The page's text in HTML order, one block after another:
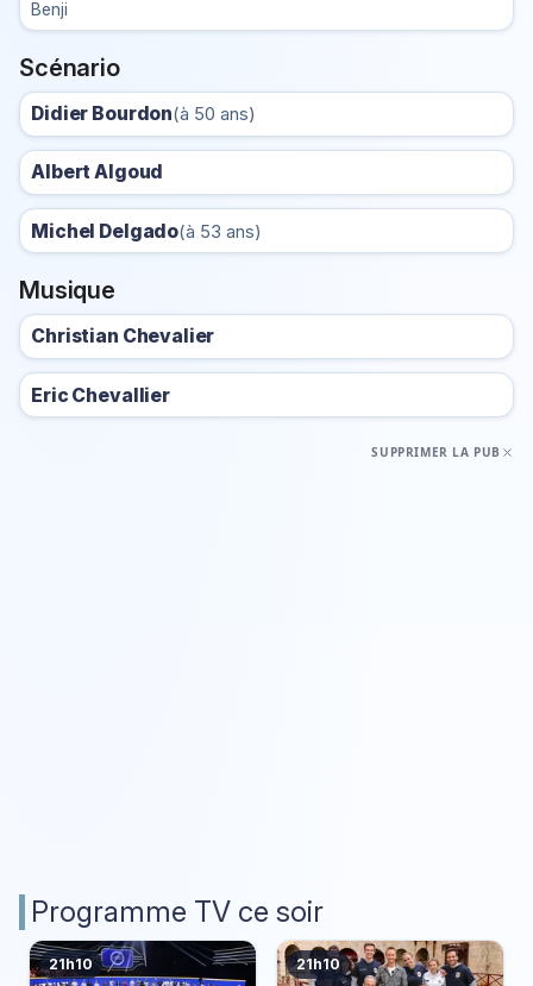
Benji
Scénario
Didier Bourdon(à 50 ans)
Albert Algoud
Michel Delgado(à 53 ans)
Musique
Christian Chevalier
Eric Chevallier
SUPPRIMER LA PUB
Programme TV ce soir
21h10 21h10